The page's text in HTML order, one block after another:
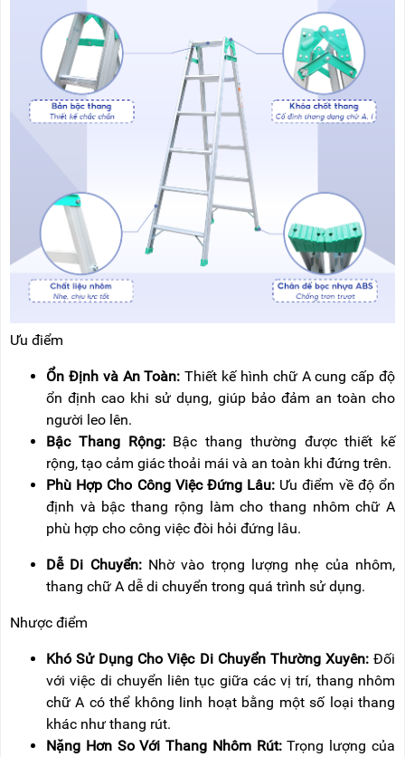
Ưu điểm
Ổn Định và An Toàn:Thiết kế hình chữ A cung cấp độ
ổn định cao khi sử dụng, giúp bảo đảm an toàn cho
người leo lên.
Bậc Thang Rộng: Bậc thang thường được thiết kế
rộng, tạo cảm giác thoải mái và an toàn khi đứng trên.
Phù Hợp Cho Công Việc Đứng Lâu: Ưu điểm về độ ổn
định và bậc thang rộng làm cho thang nhôm chữ A
phù hợp cho công việc đòi hỏi đứng lâu.
Dễ Di Chuyển: Nhờ vào trọng lượng nhẹ của nhôm,
thang chữ A dễ di chuyển trong quá trình sử dụng.
Nhược điểm
Khó Sử Dụng Cho Việc Di Chuyển Thường Xuyên: Đối
với việc di chuyển liên tục giữa các vị trí, thang nhôm
chữ A có thể không linh hoạt bằng một số loại thang
khác như thang rút.
Nặng Hơn So Với Thang Nhôm Rút:Trọng lượng của